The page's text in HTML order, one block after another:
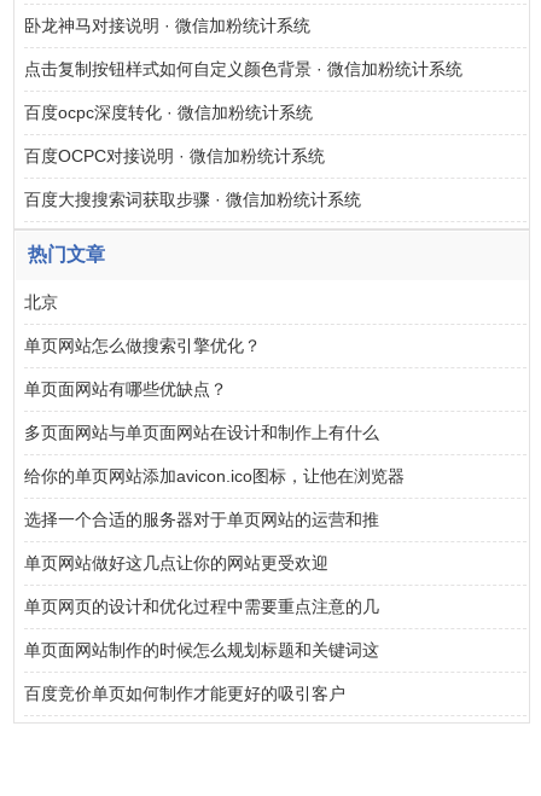
卧龙神马对接说明 · 微信加粉统计系统
点击复制按钮样式如何自定义颜色背景 · 微信加粉统计系统
百度ocpc深度转化 · 微信加粉统计系统
百度OCPC对接说明 · 微信加粉统计系统
百度大搜搜索词获取步骤 · 微信加粉统计系统
热门文章
北京
单页网站怎么做搜索引擎优化？
单页面网站有哪些优缺点？
多页面网站与单页面网站在设计和制作上有什么
给你的单页网站添加avicon.ico图标，让他在浏览器
选择一个合适的服务器对于单页网站的运营和推
单页网站做好这几点让你的网站更受欢迎
单页网页的设计和优化过程中需要重点注意的几
单页面网站制作的时候怎么规划标题和关键词这
百度竞价单页如何制作才能更好的吸引客户